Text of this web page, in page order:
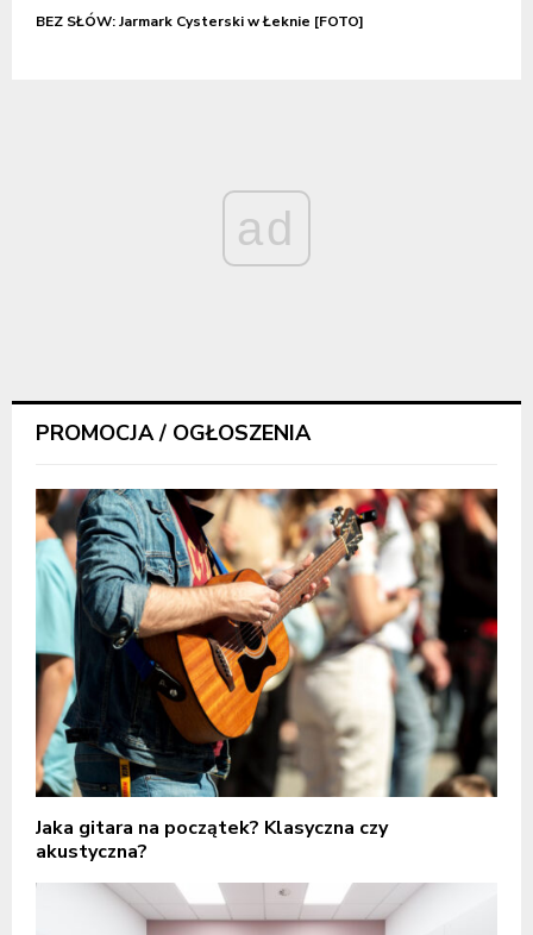
BEZ SŁÓW: Jarmark Cysterski w Łeknie [FOTO]
ad
PROMOCJA / OGŁOSZENIA
Jaka gitara na początek? Klasyczna czy
akustyczna?